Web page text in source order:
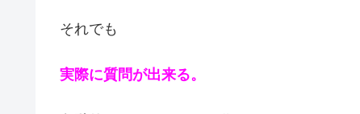
それでも
実際に質問が出来る。